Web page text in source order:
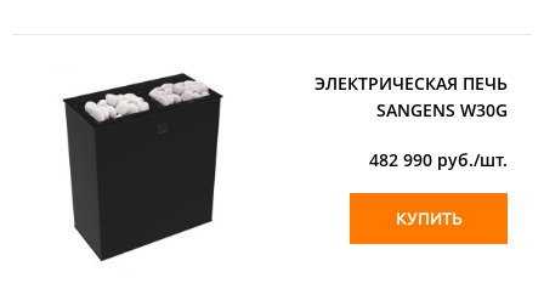
ЭЛЕКТРИЧЕСКАЯ ПЕЧЬ
SANGENS W30G
482 990 руб./шт.
КУПИТЬ